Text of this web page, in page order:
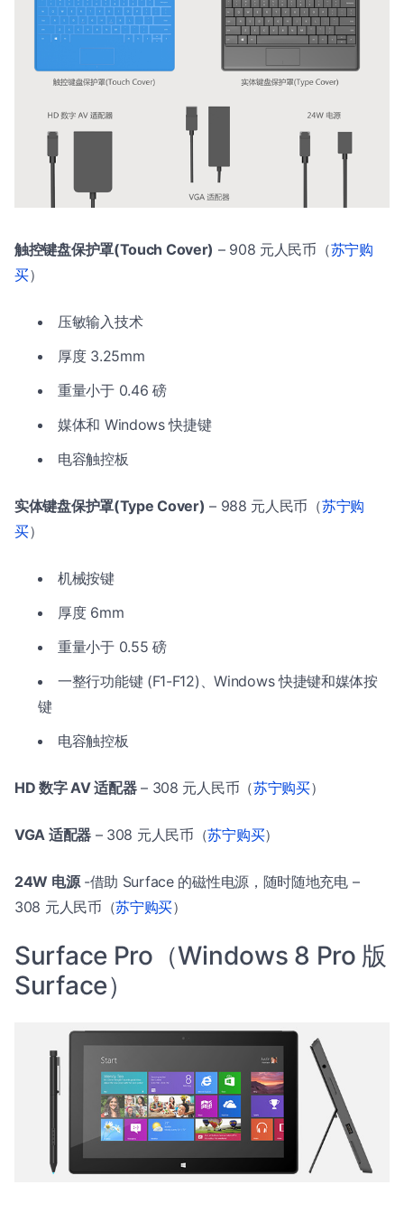
触控键盘保护罩(Touch Cover) – 908 元人民币（苏宁购
买）
压敏输入技术
厚度 3.25mm
重量小于 0.46 磅
媒体和 Windows 快捷键
电容触控板
实体键盘保护罩(Type Cover) – 988 元人民币（苏宁购
买）
机械按键
厚度 6mm
重量小于 0.55 磅
一整行功能键 (F1-F12)、Windows 快捷键和媒体按
键
电容触控板
HD 数字 AV 适配器– 308 元人民币（苏宁购买）
VGA 适配器– 308 元人民币（苏宁购买）
24W 电源-借助 Surface 的磁性电源，随时随地充电 –
308 元人民币（苏宁购买）
Surface Pro（Windows 8 Pro 版
Surface）